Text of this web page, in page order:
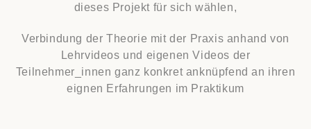
dieses Projekt für sich wählen,
Verbindung der Theorie mit der Praxis anhand von
Lehrvideos und eigenen Videos der
Teilnehmer_innen ganz konkret anknüpfend an ihren
eignen Erfahrungen im Praktikum